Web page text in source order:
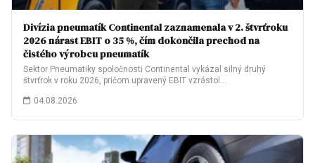
Divízia pneumatík Continental zaznamenala v 2. štvrťroku
2026 nárast EBIT o 35 %, čím dokončila prechod na
čistého výrobcu pneumatík
Sektor Pneumatiky spoločnosti Continental vykázal silný druhý
štvrťrok v roku 2026, pričom upravený EBIT vzrástol…
04.08.2026